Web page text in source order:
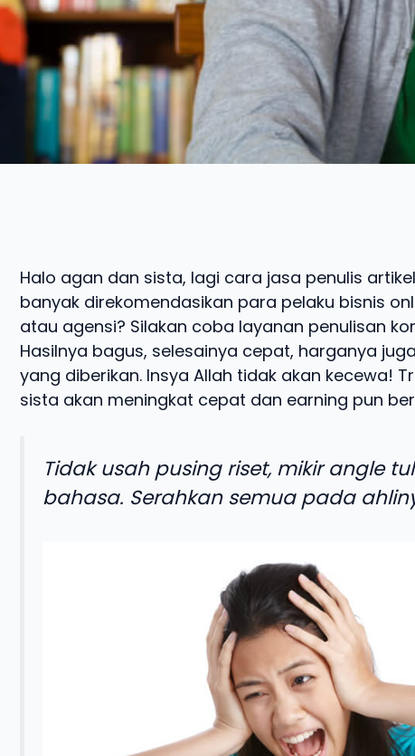
Halo agan dan sista, lagi cara jasa penulis
banyak direkomendasikan para pelaku bisnis
atau agensi? Silakan coba layanan penulisan
Hasilnya bagus, selesainya cepat, harganya
yang diberikan. Insya Allah tidak akan kecewa!
sista akan meningkat cepat dan earning pun
Tidak usah pusing riset, mikir angle
bahasa. Serahkan semua pada